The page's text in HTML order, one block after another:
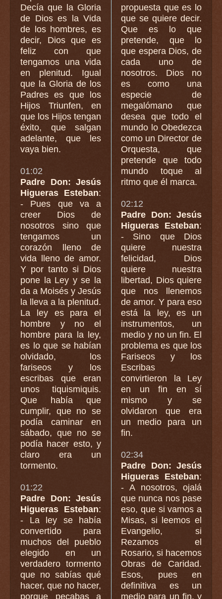
Decía que la Gloria
de Dios es la Vida
de los hombres, es
decir, Dios que es
feliz con que
tengamos una vida
en plenitud. Igual
que la Gloria de los
Padres es que los
Hijos Triunfen, en
que los Hijos tengan
éxito, que salgan
adelante, que les
vaya bien.
01:02
Padre Don: Jesús
Higueras Esteban:
- Pues que va a
creer Dios de
nosotros sino que
tengamos un
corazón lleno de
vida lleno de amor.
Y por tanto si Dios
pone la Ley y se la
da a Moisés y Jesús
la lleva a la plenitud.
La ley es para el
hombre y no el
hombre para la ley,
es lo que se habían
olvidado, los
fariseos y los
escribas que eran
unos tiquismiquis.
Que había que
cumplir, que no se
podía caminar en
sábado, que no se
podía hacer esto, y
claro era un
tormento.
01:22
Padre Don: Jesús
Higueras Esteban:
- La ley se había
convertido para
muchos del pueblo
elegido en un
verdadero tormento
que no sabías qué
hacer, que no hacer,
porque pecabas a
propuesta que es lo
que se quiere decir.
Que es lo que
pretende, que lo
que espera Dios, de
cada uno de
nosotros. Dios no
es como una
especie de
megalómano que
desea que todo el
mundo lo Obedezca
como un Director de
Orquesta, que
pretende que todo
mundo toque al
ritmo que él marca.
02:12
Padre Don: Jesús
Higueras Esteban:
- Sino que Dios
quiere nuestra
felicidad, Dios
quiere nuestra
libertad, Dios quiere
que nos llenemos
de amor. Y para eso
está la ley, es un
instrumentos, un
medio y no un fin. El
problema es que los
Fariseos y los
Escribas
convirtieron la Ley
en un fin en sí
mismo y se
olvidaron que era
un medio para un
fin.
02:34
Padre Don: Jesús
Higueras Esteban:
- A nosotros, ojalá
que nunca nos pase
eso, que si vamos a
Misas, si leemos el
Evangelio, si
Rezamos el
Rosario, si hacemos
Obras de Caridad.
Esos, pues en
definitiva es un
medio para un fin, y